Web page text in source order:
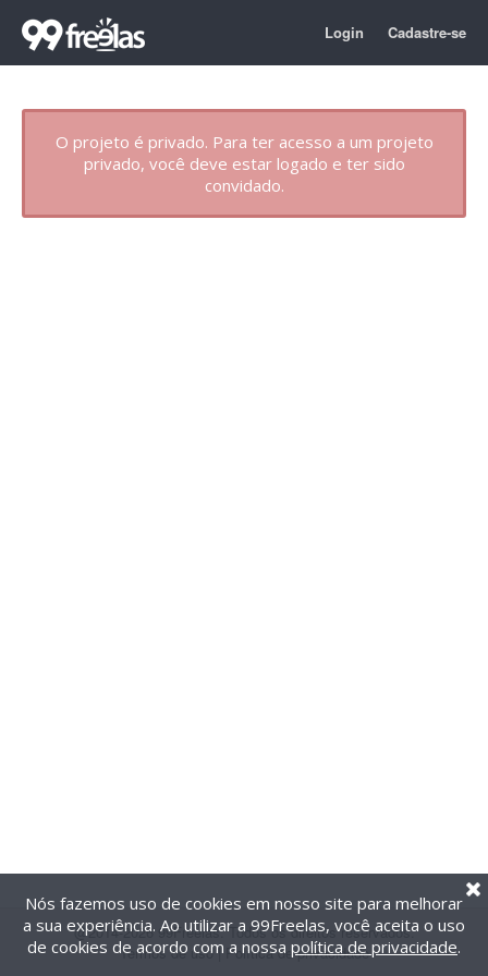
Login Cadastre-se
O projeto é privado. Para ter acesso a um projeto
privado, você deve estar logado e ter sido
convidado.
@2014-2026 99Freelas. Todos os direitos reservados.
Termos de uso| Política de privacidade
Nós fazemos uso de cookies em nosso site para melhorar
a sua experiência. Ao utilizar a 99Freelas, você aceita o uso
de cookies de acordo com a nossa política de privacidade.